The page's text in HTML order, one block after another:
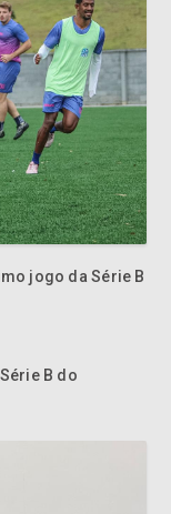
jogo da Série B
B do